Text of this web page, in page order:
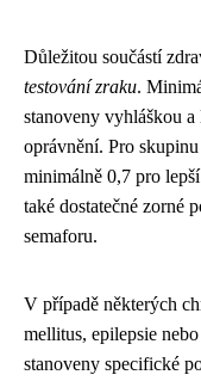
Důležitou součástí
testování zraku.
stanoveny vyhláškou
oprávnění. Pro
minimálně 0,7 pro
také dostatečné zorné
semaforu.
V případě některých
mellitus, epilepsie
stanoveny specifické